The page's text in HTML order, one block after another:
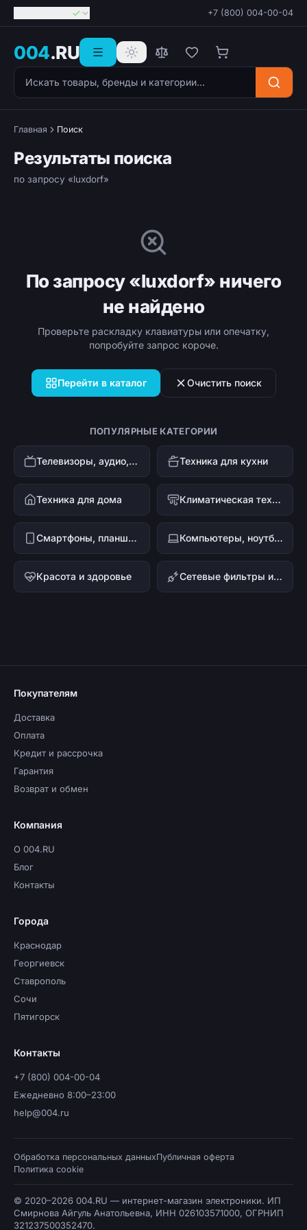
+7 (800) 004-00-04
004.RU
Поиск товаров
Главная Поиск
Результаты поиска
по запросу «luxdorf»
По запросу «luxdorf» ничего
не найдено
Проверьте раскладку клавиатуры или опечатку,
попробуйте запрос короче.
Перейти в каталог Очистить поиск
ПОПУЛЯРНЫЕ КАТЕГОРИИ
Телевизоры, аудио, видео Техника для кухни
Техника для дома Климатическая техника
Смартфоны, планшеты, гаджеты Компьютеры, ноутбуки и офисная техника
Красота и здоровье Сетевые фильтры и стабилизаторы напряжения
Покупателям
Доставка
Оплата
Кредит и рассрочка
Гарантия
Возврат и обмен
Компания
О 004.RU
Блог
Контакты
Города
Краснодар
Георгиевск
Ставрополь
Сочи
Пятигорск
Контакты
+7 (800) 004-00-04
Ежедневно 8:00–23:00
help@004.ru
Обработка персональных данныхПубличная оферта
Политика cookie
© 2020–2026 004.RU — интернет-магазин электроники. ИП
Смирнова Айгуль Анатольевна, ИНН 026103571000, ОГРНИП
321237500352470.